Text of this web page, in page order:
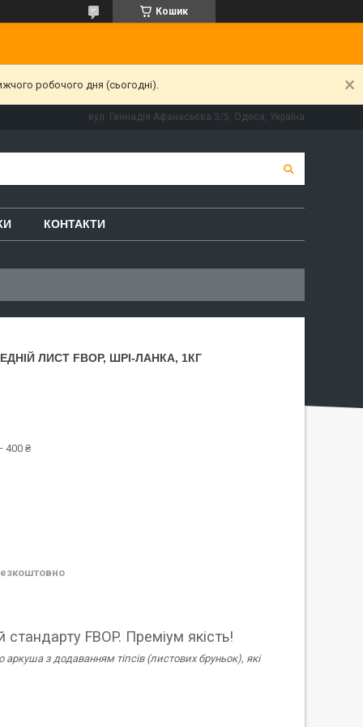
Кошик
робочого дня (сьогодні).
вул. Геннадія Афанасьєва 3/5, Одеса, Україна
КОНТАКТИ
ЛИСТ FBOP, ШРІ-ЛАНКА, 1КГ
400 ₴
FBOP. Преміум якість!
з додаванням тіпсів (листових бруньок), які